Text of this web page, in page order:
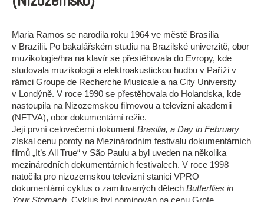
Maria Ramos se narodila roku 1964 ve městě Brasília
v Brazílii. Po bakalářském studiu na Brazilské univerzitě, obor
muzikologie/hra na klavír se přestěhovala do Evropy, kde
studovala muzikologii a elektroakustickou hudbu v Paříži v
rámci Groupe de Recherche Musicale a na City University
v Londýně. V roce 1990 se přestěhovala do Holandska, kde
nastoupila na Nizozemskou filmovou a televizní akademii
(NFTVA), obor dokumentární režie.
Její první celovečerní dokument Brasilia, a Day in February
získal cenu poroty na Mezinárodním festivalu dokumentárních
filmů „It’s All True“ v São Paulu a byl uveden na několika
mezinárodních dokumentárních festivalech. V roce 1998
natočila pro nizozemskou televizní stanici VPRO
dokumentární cyklus o zamilovaných dětech Butterflies in
Your Stomach. Cyklus byl nominován na cenu Grote